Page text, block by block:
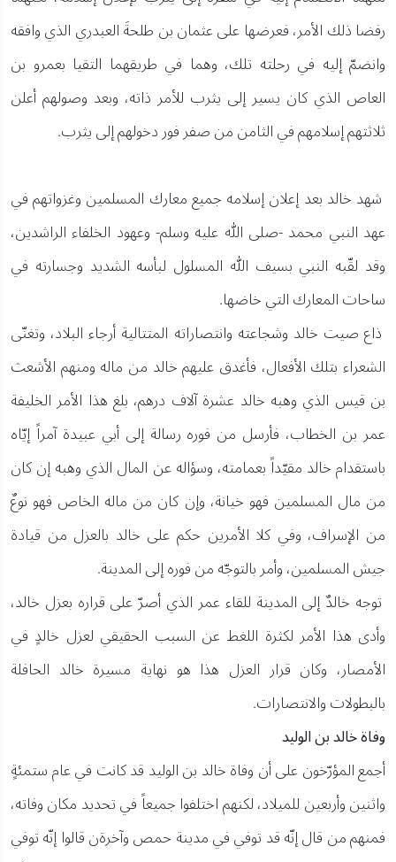
رفضا ذلك الأمر، فعرضها على عثمان بن طلحةَ العبدري الذي وافقه
وانضمّ إليه في رحلته تلك، وهما في طريقهما التقيا بعمرو بن
العاص الذي كان يسير إلى يثرب للأمر ذاته، وبعد وصولهم أعلن
ثلاثتهم إسلامهم في الثامن من صفر فور دخولهم إلى يثرب.
شهد خالد بعد إعلان إسلامه جميع معارك المسلمين وغزواتهم في
عهد النبي محمد -صلى الله عليه وسلم- وعهود الخلفاء الراشدين،
وقد لقّبه النبي بسيف الله المسلول لبأسه الشديد وجسارته في
ساحات المعارك التي خاضها.
ذاع صيت خالد وشجاعته وانتصاراته المتتالية أرجاء البلاد، وتغنّى
الشعراء بتلك الأفعال، فأغدق عليهم خالد من ماله ومنهم الأشعث
بن قيس الذي وهبه خالد عشرة آلاف درهم، بلغ هذا الأمر الخليفة
عمر بن الخطاب، فأرسل من فوره رسالة إلى أبي عبيدة آمراً إيّاه
باستقدام خالد مقيّداً بعمامته، وسؤاله عن المال الذي وهبه إن كان
من مال المسلمين فهو خيانة، وإن كان من ماله الخاص فهو نوعٌ
من الإسراف، وفي كلا الأمرين حكم على خالد بالعزل من قيادة
جيش المسلمين، وأمر بالتوجّه من فوره إلى المدينة.
توجه خالدٌ إلى المدينة للقاء عمر الذي أصرّ على قراره بعزل خالد،
وأدى هذا الأمر لكثرة اللغط عن السبب الحقيقي لعزل خالدٍ في
الأمصار، وكان قرار العزل هذا هو نهاية مسيرة خالد الحافلة
بالبطولات والانتصارات.
وفاة خالد بن الوليد
أجمع المؤرّخون على أن وفاة خالد بن الوليد قد كانت في عام ستمئةٍ
واثنين وأربعين للميلاد، لكنهم اختلفوا جميعاً في تحديد مكان وفاته،
فمنهم من قال إنّه قد توفي في مدينة حمص وآخرةن قالوا إنّه توفي